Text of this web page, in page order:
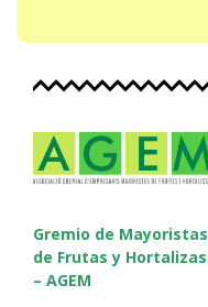
Gremio de Mayoristas
de Frutas y Hortalizas
– AGEM